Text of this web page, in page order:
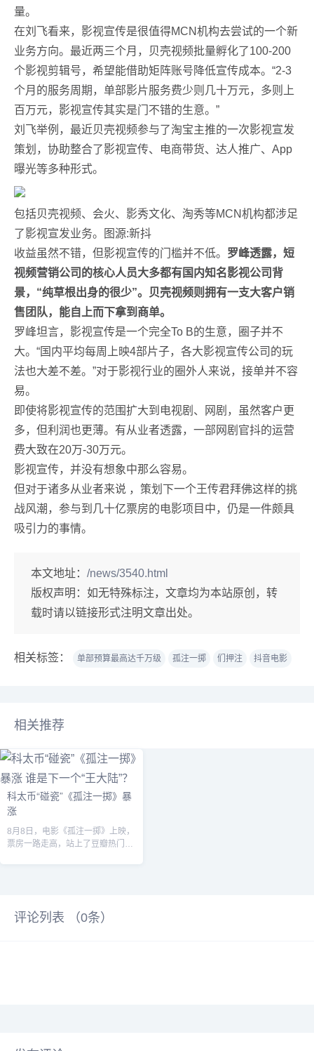
量。
在刘飞看来，影视宣传是很值得MCN机构去尝试的一个新
业务方向。最近两三个月，贝壳视频批量孵化了100-200
个影视剪辑号，希望能借助矩阵账号降低宣传成本。“2-3
个月的服务周期，单部影片服务费少则几十万元，多则上
百万元，影视宣传其实是门不错的生意。”
刘飞举例，最近贝壳视频参与了淘宝主推的一次影视宣发
策划，协助整合了影视宣传、电商带货、达人推广、App
曝光等多种形式。
包括贝壳视频、会火、影秀文化、淘秀等MCN机构都涉足
了影视宣发业务。图源:新抖
收益虽然不错，但影视宣传的门槛并不低。 罗峰透露，短
视频营销公司的核心人员大多都有国内知名影视公司背
景，“纯草根出身的很少”。贝壳视频则拥有一支大客户销
售团队，能自上而下拿到商单。
罗峰坦言，影视宣传是一个完全To B的生意，圈子并不
大。“国内平均每周上映4部片子，各大影视宣传公司的玩
法也大差不差。”对于影视行业的圈外人来说，接单并不容
易。
即使将影视宣传的范围扩大到电视剧、网剧，虽然客户更
多，但利润也更薄。有从业者透露，一部网剧官抖的运营
费大致在20万-30万元。
影视宣传，并没有想象中那么容易。
但对于诸多从业者来说 ，策划下一个王传君拜佛这样的挑
战风潮，参与到几十亿票房的电影项目中，仍是一件颇具
吸引力的事情。
本文地址： /news/3540.html
版权声明： 如无特殊标注，文章均为本站原创，转
载时请以链接形式注明文章出处。
相关标签： 单部预算最高达千万级 孤注一掷 们押注 抖音电影
相关推荐
科太币“碰瓷”《孤注一掷》暴
涨
8月8日，电影《孤注一掷》上映，
票房一路走高，站上了豆瓣热门电
评论列表 （0条）